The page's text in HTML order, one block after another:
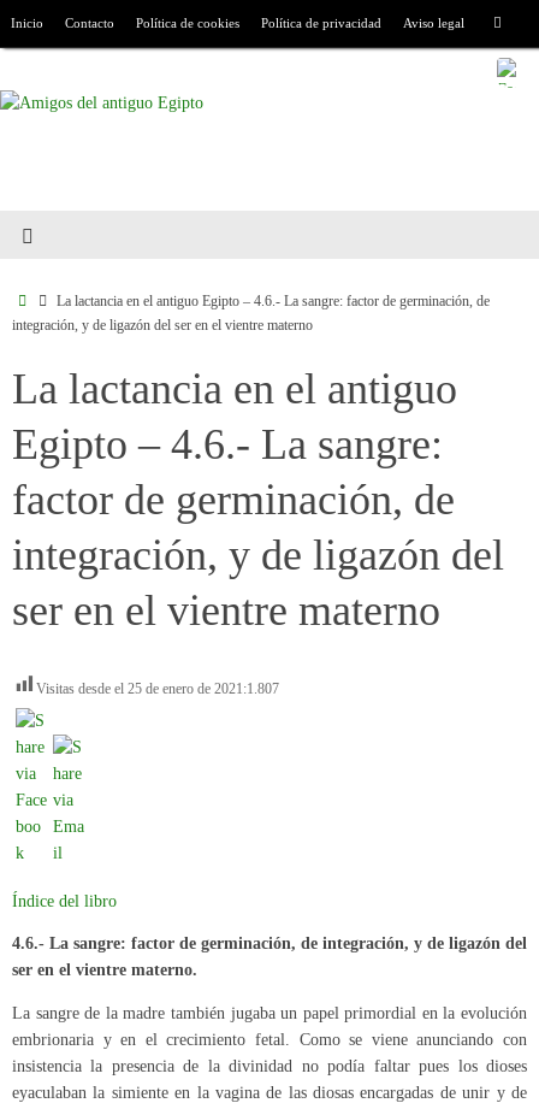
Inicio Contacto Política de cookies Política de privacidad Aviso legal
La lactancia en el antiguo Egipto – 4.6.- La sangre: factor de germinación, de
integración, y de ligazón del ser en el vientre materno
La lactancia en el antiguo
Egipto – 4.6.- La sangre:
factor de germinación, de
integración, y de ligazón del
ser en el vientre materno
Visitas desde el 25 de enero de 2021:1.807
Índice del libro
4.6.- La sangre: factor de germinación, de integración, y de ligazón del
ser en el vientre materno.
La sangre de la madre también jugaba un papel primordial en la evolución
embrionaria y en el crecimiento fetal. Como se viene anunciando con
insistencia la presencia de la divinidad no podía faltar pues los dioses
eyaculaban la simiente en la vagina de las diosas encargadas de unir y de